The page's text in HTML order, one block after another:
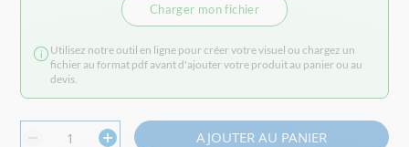
Charger mon fichier
Utilisez notre outil en ligne pour créer votre visuel ou chargez un
fichier au format pdf avant d'ajouter votre produit au panier ou au
devis.
AJOUTER AU PANIER